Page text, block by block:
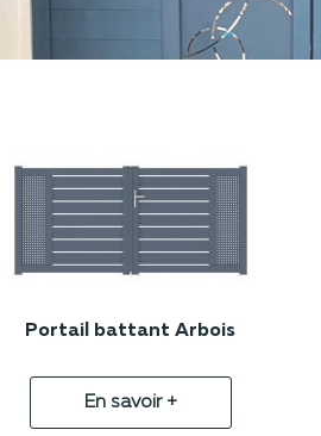
Portail battant Arbois
En savoir +